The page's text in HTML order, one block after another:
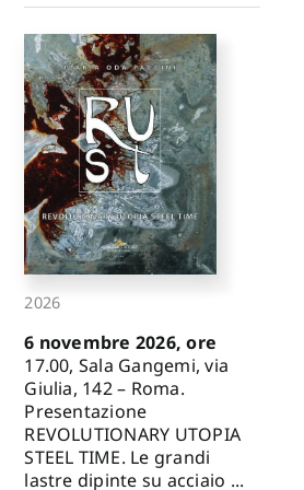
2026
6 novembre 2026, ore
17.00, Sala Gangemi, via
Giulia, 142 – Roma.
Presentazione
REVOLUTIONARY UTOPIA
STEEL TIME. Le grandi
lastre dipinte su acciaio ...